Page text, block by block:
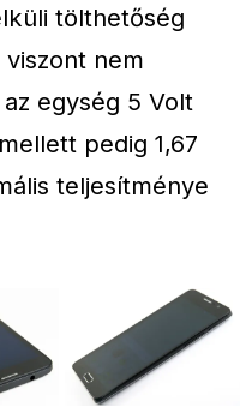
tölthetőség
nem
egység 5 Volt
pedig 1,67
teljesítménye